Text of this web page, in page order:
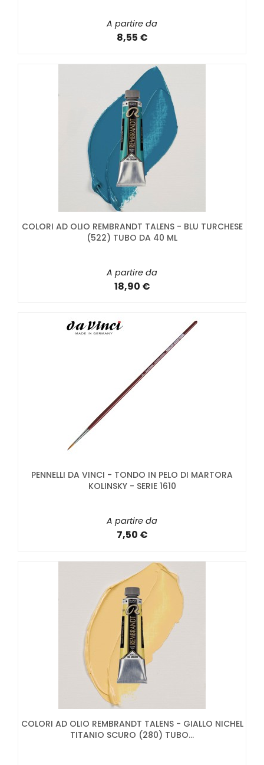
A partire da
8,55 €
COLORI AD OLIO REMBRANDT TALENS - BLU TURCHESE
(522) TUBO DA 40 ML
A partire da
18,90 €
PENNELLI DA VINCI - TONDO IN PELO DI MARTORA
KOLINSKY - SERIE 1610
A partire da
7,50 €
COLORI AD OLIO REMBRANDT TALENS - GIALLO NICHEL
TITANIO SCURO (280) TUBO...